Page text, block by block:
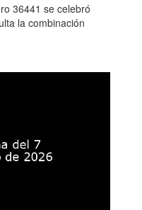
36441 se celebró
la combinación